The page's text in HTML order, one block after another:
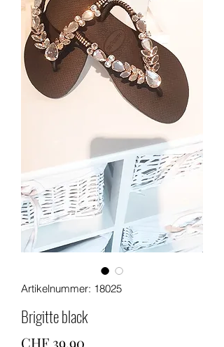
Artikelnummer: 18025
Brigitte black
CHF 39.90